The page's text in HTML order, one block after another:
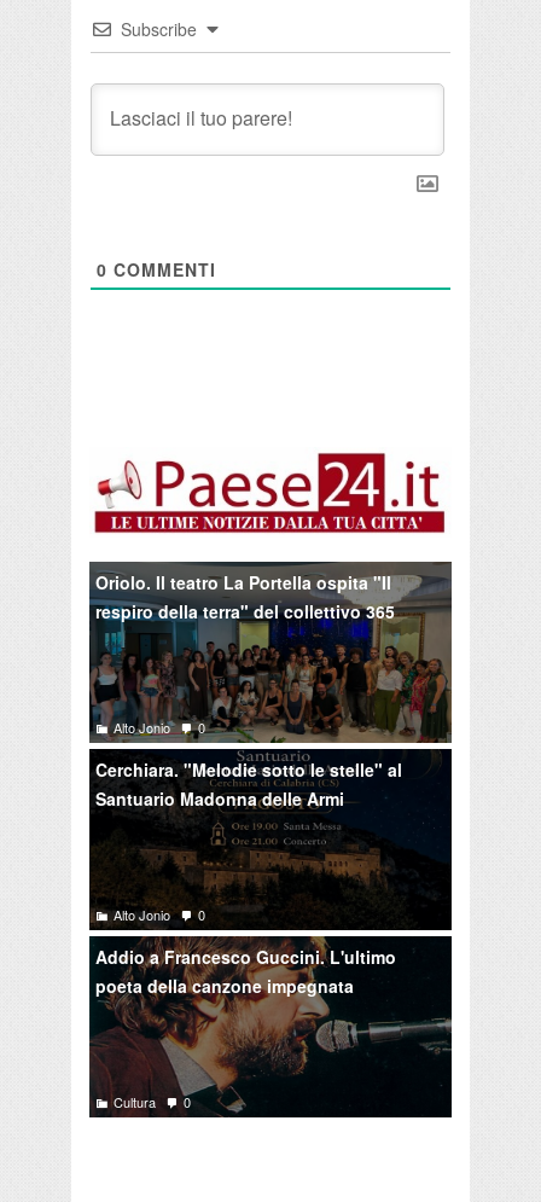
Subscribe
0 COMMENTI
Oriolo. Il teatro La Portella ospita "Il
respiro della terra" del collettivo 365
Alto Jonio 0
Cerchiara. "Melodie sotto le stelle" al
Santuario Madonna delle Armi
Alto Jonio 0
Addio a Francesco Guccini. L'ultimo
poeta della canzone impegnata
Cultura 0